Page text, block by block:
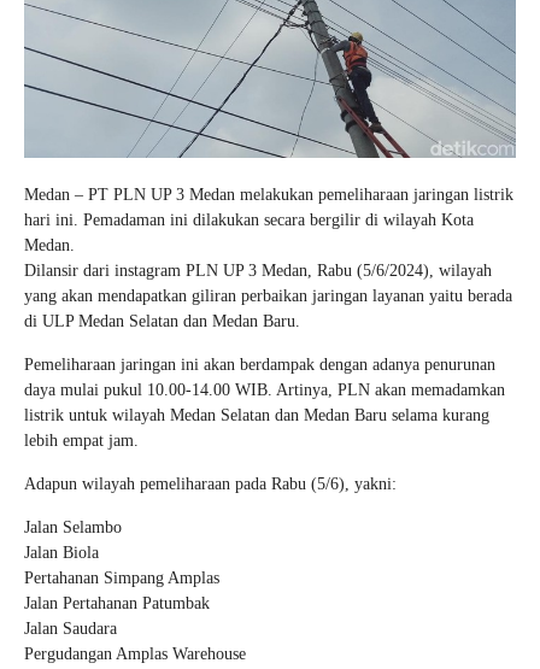
Medan – PT PLN UP 3 Medan melakukan pemeliharaan jaringan listrik
hari ini. Pemadaman ini dilakukan secara bergilir di wilayah Kota
Medan.
Dilansir dari instagram PLN UP 3 Medan, Rabu (5/6/2024), wilayah
yang akan mendapatkan giliran perbaikan jaringan layanan yaitu berada
di ULP Medan Selatan dan Medan Baru.
Pemeliharaan jaringan ini akan berdampak dengan adanya penurunan
daya mulai pukul 10.00-14.00 WIB. Artinya, PLN akan memadamkan
listrik untuk wilayah Medan Selatan dan Medan Baru selama kurang
lebih empat jam.
Adapun wilayah pemeliharaan pada Rabu (5/6), yakni:
Jalan Selambo
Jalan Biola
Pertahanan Simpang Amplas
Jalan Pertahanan Patumbak
Jalan Saudara
Pergudangan Amplas Warehouse